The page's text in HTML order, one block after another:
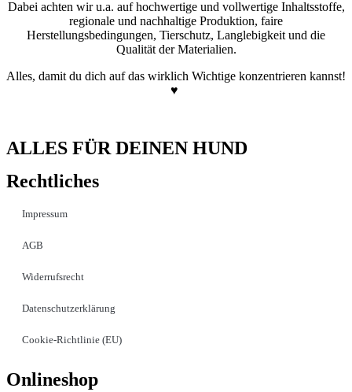
Dabei achten wir u.a. auf hochwertige und vollwertige Inhaltsstoffe,
regionale und nachhaltige Produktion, faire
Herstellungsbedingungen, Tierschutz, Langlebigkeit und die
Qualität der Materialien.
Alles, damit du dich auf das wirklich Wichtige konzentrieren kannst!
♥
ALLES FÜR DEINEN HUND
Rechtliches
Impressum
AGB
Widerrufsrecht
Datenschutzerklärung
Cookie-Richtlinie (EU)
Onlineshop